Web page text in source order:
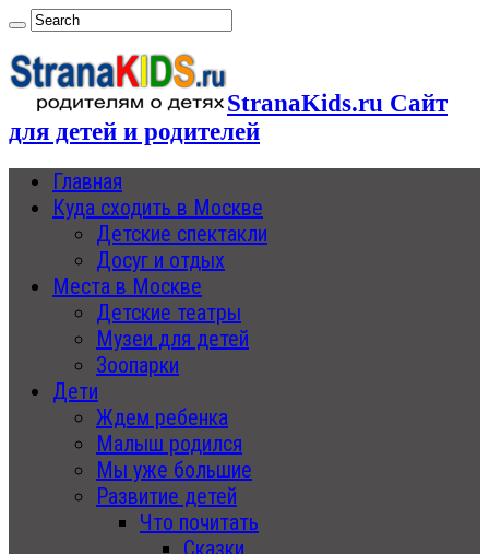
StranaKids.ru Сайт
для детей и родителей
Главная
Куда сходить в Москве
Детские спектакли
Досуг и отдых
Места в Москве
Детские театры
Музеи для детей
Зоопарки
Дети
Ждем ребенка
Малыш родился
Мы уже большие
Развитие детей
Что почитать
Сказки